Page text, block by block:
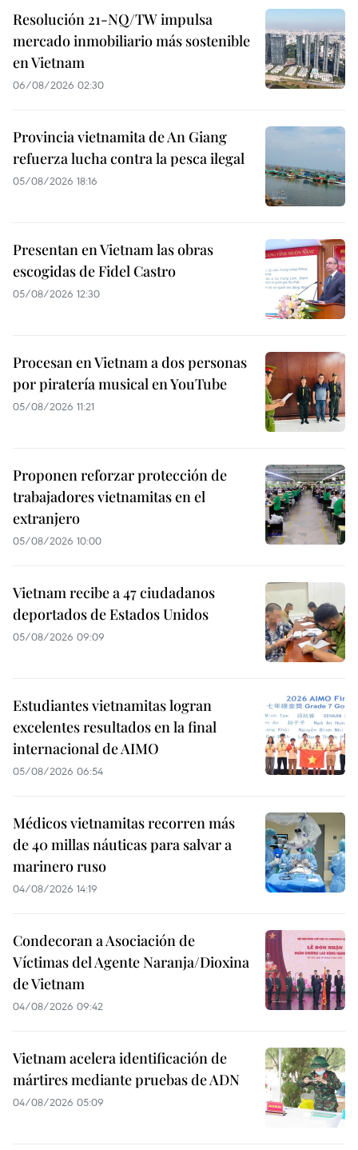
Resolución 21-NQ/TW impulsa
mercado inmobiliario más sostenible
en Vietnam
06/08/2026 02:30
Provincia vietnamita de An Giang
refuerza lucha contra la pesca ilegal
05/08/2026 18:16
Presentan en Vietnam las obras
escogidas de Fidel Castro
05/08/2026 12:30
Procesan en Vietnam a dos personas
por piratería musical en YouTube
05/08/2026 11:21
Proponen reforzar protección de
trabajadores vietnamitas en el
extranjero
05/08/2026 10:00
Vietnam recibe a 47 ciudadanos
deportados de Estados Unidos
05/08/2026 09:09
Estudiantes vietnamitas logran
excelentes resultados en la final
internacional de AIMO
05/08/2026 06:54
Médicos vietnamitas recorren más
de 40 millas náuticas para salvar a
marinero ruso
04/08/2026 14:19
Condecoran a Asociación de
Víctimas del Agente Naranja/Dioxina
de Vietnam
04/08/2026 09:42
Vietnam acelera identificación de
mártires mediante pruebas de ADN
04/08/2026 05:09